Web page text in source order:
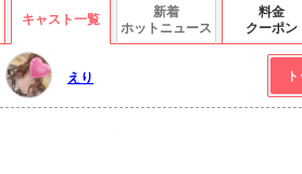
キャスト一覧
新着
ホットニュース
料金
クーポン
えり